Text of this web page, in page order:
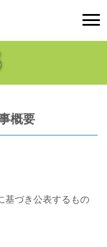
概要
基づき公表するもの